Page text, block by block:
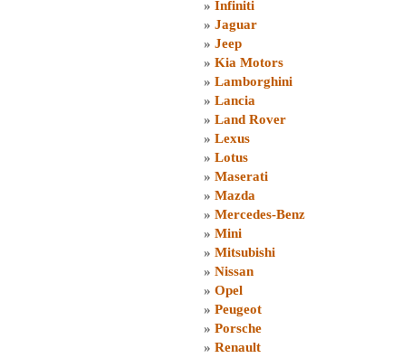
» Infiniti
» Jaguar
» Jeep
» Kia Motors
» Lamborghini
» Lancia
» Land Rover
» Lexus
» Lotus
» Maserati
» Mazda
» Mercedes-Benz
» Mini
» Mitsubishi
» Nissan
» Opel
» Peugeot
» Porsche
» Renault